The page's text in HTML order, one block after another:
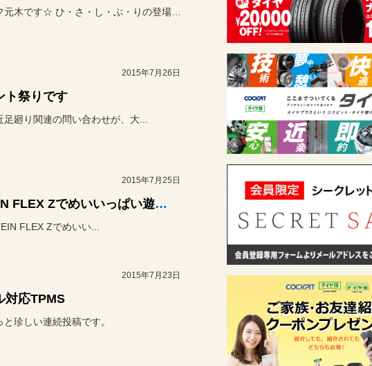
2015年7月26日
ト祭りです
廻り関連の問い合わせが、大...
2015年7月25日
【短期連載】TEIN FLEX Zでめいいっぱい遊ぼう Vol.4
FLEX Zでめいい...
2015年7月23日
対応TPMS
珍しい連続投稿です。